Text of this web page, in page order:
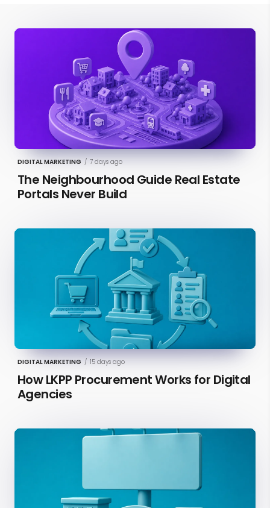
DIGITAL MARKETING / 7 days ago
The Neighbourhood Guide Real Estate
Portals Never Build
DIGITAL MARKETING / 15 days ago
How LKPP Procurement Works for Digital
Agencies